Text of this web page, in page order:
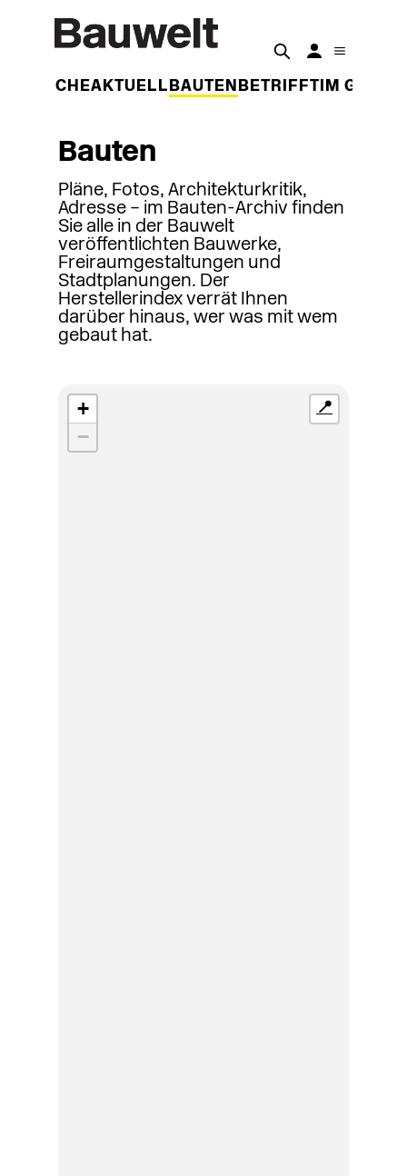
WOCHEAKTUELL BAUTEN BETRIFFT IM
Bauten
Pläne, Fotos, Architekturkritik,
Adresse – im Bauten-Archiv finden
Sie alle in der Bauwelt
veröffentlichten Bauwerke,
Freiraumgestaltungen und
Stadtplanungen. Der
Herstellerindex verrät Ihnen
darüber hinaus, wer was mit wem
gebaut hat.
+
−
📍